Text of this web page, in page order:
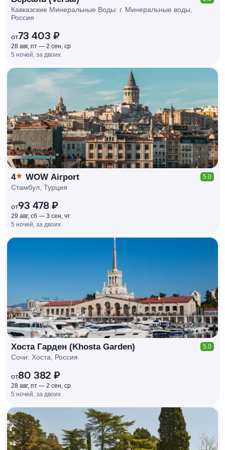
Кавказские Минеральные Воды: г. Минеральные воды,
Россия
от73 403 ₽
28 авг, пт — 2 сен, ср
5 ночей, за двоих
КЕШБЭК
РУБЛЯ
МИ
Д
О 7
%
4 WOW Airport 5.0
Стамбул, Турция
от93 478 ₽
29 авг, сб — 3 сен, чт
5 ночей, за двоих
РУБЛЯ
МИ
Д
О 7
Хоста Гарден (Khosta Garden) 5.0
Сочи: Хоста, Россия
от80 382 ₽
28 авг, пт — 2 сен, ср
5 ночей, за двоих
КЕШБЭК
РУБЛЯ
МИ
Д
О 7
%